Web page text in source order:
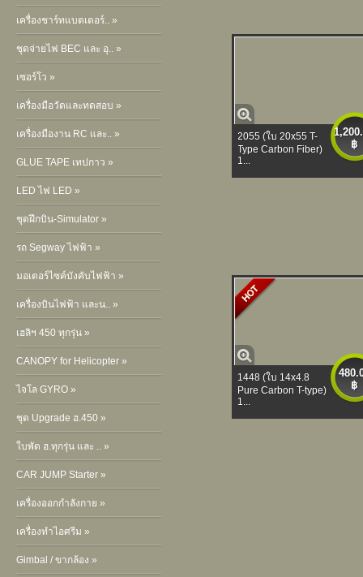
เครื่องชาร์ทแบตเตอร์.. »
ชุดจ่ายไฟ BEC และ อุ.. »
เซอร์โว »
เครื่องมือวัดและทดสอบ »
เครื่องมืองาน RC และ.. »
GLUE TAPE เทปกาว »
LED ไฟ LED »
ชุดฝึกบิน-Simulator »
รถ Segway ไฟฟ้า »
มอเตอร์ไซค์บังคับไฟฟ้า »
เครื่องบินไฟฟ้า และน.. »
เฮลิฯ 450 ทุกรุ่น »
CANOPY for Helicopter »
ไจโล GYRO »
ชุด Upgrade ฮ.450 »
ใบพัด ฮ.ทุกรุ่น และ .. »
CAR JUMP Starter »
เครื่องออกกำลังกาย »
เครื่องทำไอศรีม »
Gimbal / ขากล้อง »
฿
2055 (ใบ 20x55 T-
Type Carbon Fiber)
1...
฿
1448 (ใบ 14x4.8
Pure Carbon T-type)
1...